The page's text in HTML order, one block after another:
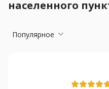
населенного
Популярное